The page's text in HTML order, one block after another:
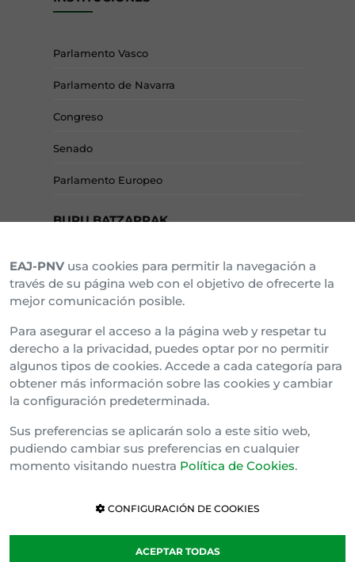
Parlamento Vasco
Parlamento de Navarra
Congreso
Senado
Parlamento Europeo
BURU BATZARRAK
Araba Buru Batzar
Bizkai Buru Batzar
Gipuzko Buru Batzar
Ipar Buru Batzar
Napar Buru Batzar
EAJ-PNV usa cookies para permitir la navegación a
través de su página web con el objetivo de ofrecerte la
mejor comunicación posible.
Para asegurar el acceso a la página web y respetar tu
derecho a la privacidad, puedes optar por no permitir
algunos tipos de cookies. Accede a cada categoría para
obtener más información sobre las cookies y cambiar
la configuración predeterminada.
Sus preferencias se aplicarán solo a este sitio web,
pudiendo cambiar sus preferencias en cualquier
momento visitando nuestra Política de Cookies.
CONFIGURACIÓN DE COOKIES
ACEPTAR TODAS